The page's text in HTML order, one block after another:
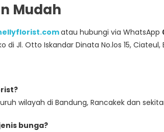
Mudah
atau hubungi via WhatsApp
di Jl. Otto Iskandar Dinata No.los 15, Ciateul,
wilayah di Bandung, Rancakek dan
bunga?